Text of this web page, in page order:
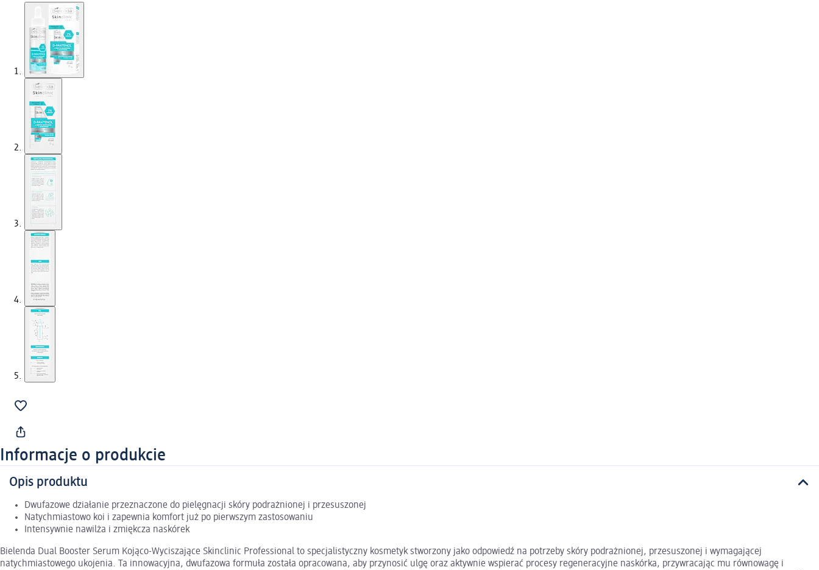
Informacje o produkcie
Opis produktu
Dwufazowe działanie przeznaczone do pielęgnacji skóry podrażnionej i przesuszonej
Natychmiastowo koi i zapewnia komfort już po pierwszym zastosowaniu
Intensywnie nawilża i zmiękcza naskórek
Bielenda Dual Booster Serum Kojąco-Wyciszające Skinclinic Professional to specjalistyczny kosmetyk stworzony jako odpowiedź na potrzeby skóry podrażnionej, przesuszonej i wymagającej
natychmiastowego ukojenia. Ta innowacyjna, dwufazowa formuła została opracowana, aby przynosić ulgę oraz aktywnie wspierać procesy regeneracyjne naskórka, przywracając mu równowagę i